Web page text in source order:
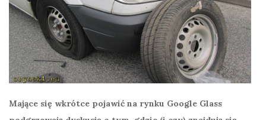
Mające się wkrótce pojawić na rynku Google Glass